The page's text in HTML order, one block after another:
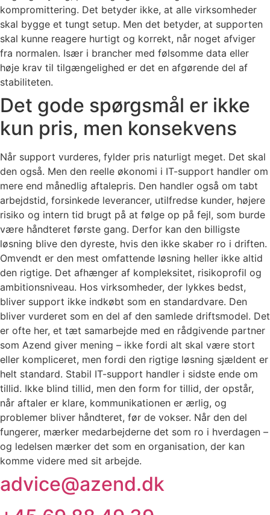
kompromittering. Det betyder ikke, at alle virksomheder
skal bygge et tungt setup. Men det betyder, at supporten
skal kunne reagere hurtigt og korrekt, når noget afviger
fra normalen. Især i brancher med følsomme data eller
høje krav til tilgængelighed er det en afgørende del af
stabiliteten.
Det gode spørgsmål er ikke
kun pris, men konsekvens
Når support vurderes, fylder pris naturligt meget. Det skal
den også. Men den reelle økonomi i IT-support handler om
mere end månedlig aftalepris. Den handler også om tabt
arbejdstid, forsinkede leverancer, utilfredse kunder, højere
risiko og intern tid brugt på at følge op på fejl, som burde
være håndteret første gang. Derfor kan den billigste
løsning blive den dyreste, hvis den ikke skaber ro i driften.
Omvendt er den mest omfattende løsning heller ikke altid
den rigtige. Det afhænger af kompleksitet, risikoprofil og
ambitionsniveau. Hos virksomheder, der lykkes bedst,
bliver support ikke indkøbt som en standardvare. Den
bliver vurderet som en del af den samlede driftsmodel. Det
er ofte her, et tæt samarbejde med en rådgivende partner
som Azend giver mening – ikke fordi alt skal være stort
eller kompliceret, men fordi den rigtige løsning sjældent er
helt standard. Stabil IT-support handler i sidste ende om
tillid. Ikke blind tillid, men den form for tillid, der opstår,
når aftaler er klare, kommunikationen er ærlig, og
problemer bliver håndteret, før de vokser. Når den del
fungerer, mærker medarbejderne det som ro i hverdagen –
og ledelsen mærker det som en organisation, der kan
komme videre med sit arbejde.
advice@azend.dk